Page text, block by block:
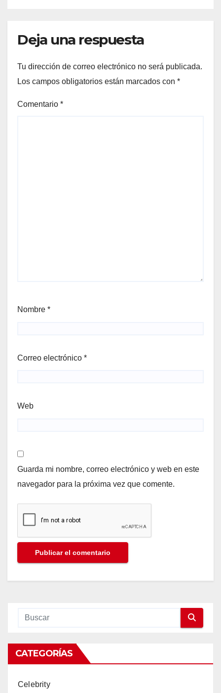
Deja una respuesta
Tu dirección de correo electrónico no será publicada.
Los campos obligatorios están marcados con *
Comentario *
Nombre *
Correo electrónico *
Web
Guarda mi nombre, correo electrónico y web en este
navegador para la próxima vez que comente.
CATEGORÍAS
Celebrity